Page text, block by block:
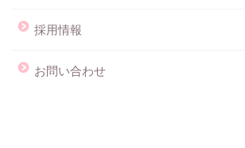
採用情報
お問い合わせ